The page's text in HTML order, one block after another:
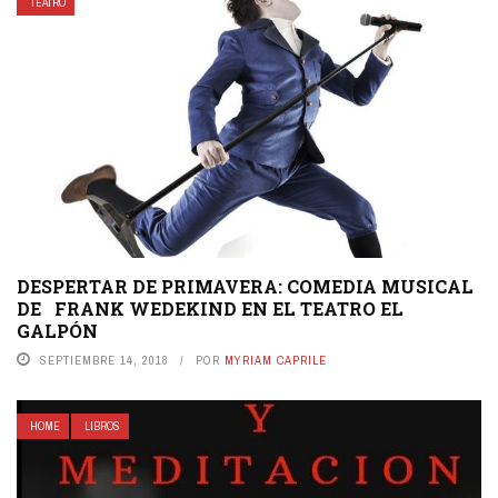
DESPERTAR DE PRIMAVERA: COMEDIA MUSICAL
DE FRANK WEDEKIND EN EL TEATRO EL
GALPÓN
SEPTIEMBRE 14, 2018 POR MYRIAM CAPRILE
HOME LIBROS